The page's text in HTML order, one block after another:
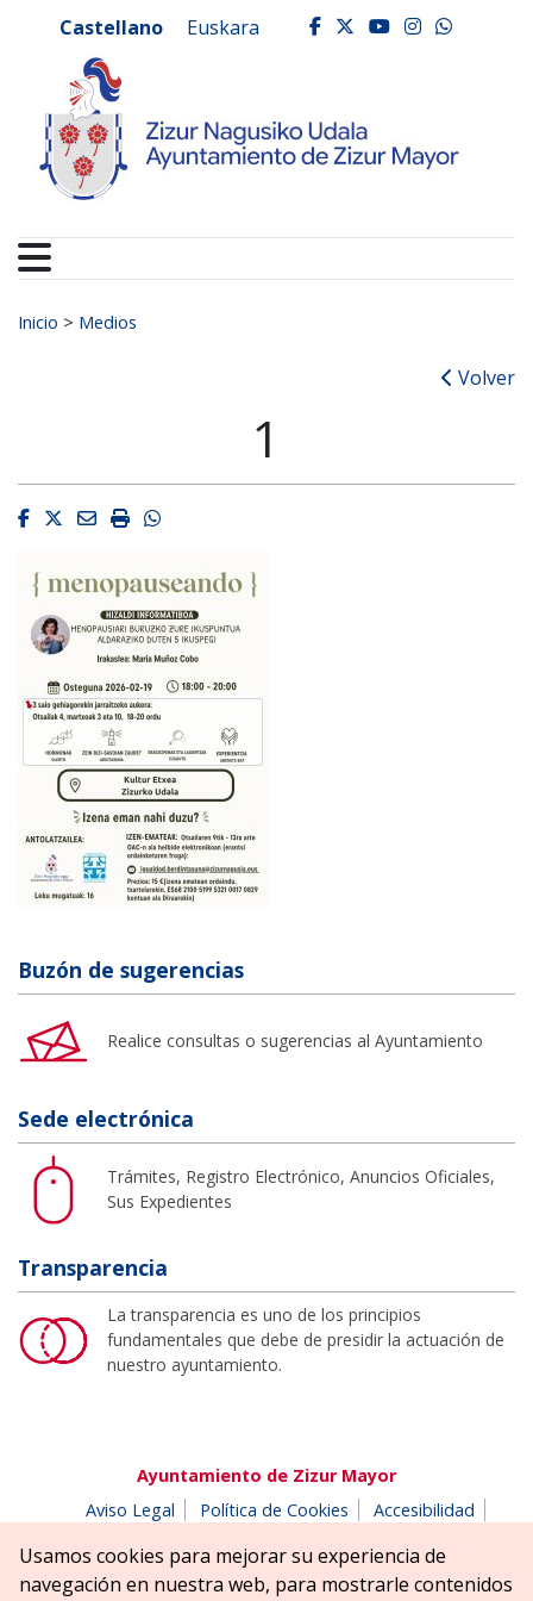
Ayuntamiento de
Castellano Euskara facebook
twitter
youtube
Buscar:
Inicio > Medios
Volver
1
Facebook
Twitter
EmailImprimirWhatsapp
Buzón de sugerencias
Realice consultas o sugerencias al Ayuntamiento
Sede electrónica
Trámites, Registro Electrónico, Anuncios Oficiales,
Sus Expedientes
Transparencia
La transparencia es uno de los principios
fundamentales que debe de presidir la actuación de
nuestro ayuntamiento.
Ayuntamiento de Zizur Mayor
Aviso Legal
Política de Cookies
Accesibilidad
Parque Erreniega parkea, s/n | 31180 Zizur Mayor-Zizur
Nagusia (NAVARRA-NAFARROA)
Usamos cookies para mejorar su experiencia de
navegación en nuestra web, para mostrarle contenidos